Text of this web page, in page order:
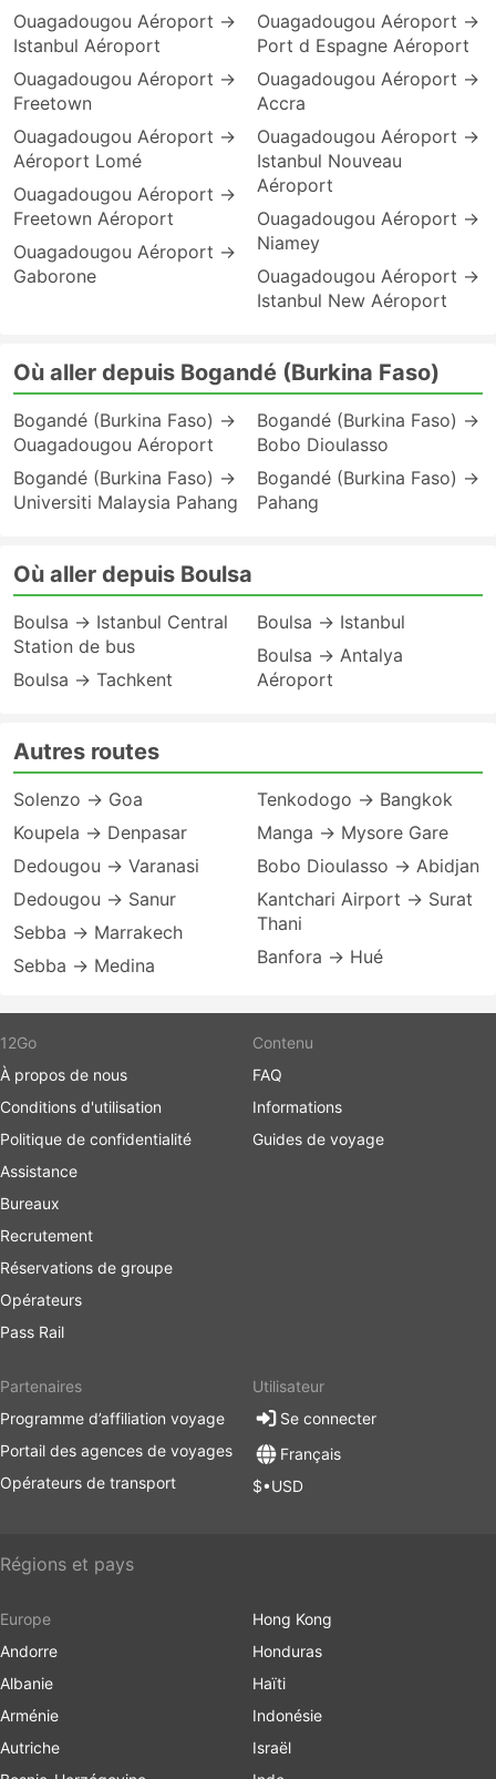
Ouagadougou Aéroport →
Istanbul Aéroport
Ouagadougou Aéroport →
Freetown
Ouagadougou Aéroport →
Aéroport Lomé
Ouagadougou Aéroport →
Freetown Aéroport
Ouagadougou Aéroport →
Gaborone
Ouagadougou Aéroport →
Port d Espagne Aéroport
Ouagadougou Aéroport →
Accra
Ouagadougou Aéroport →
Istanbul Nouveau
Aéroport
Ouagadougou Aéroport →
Niamey
Ouagadougou Aéroport →
Istanbul New Aéroport
Où aller depuis Bogandé (Burkina Faso)
Bogandé (Burkina Faso) →
Ouagadougou Aéroport
Bogandé (Burkina Faso) →
Universiti Malaysia Pahang
Bogandé (Burkina Faso) →
Bobo Dioulasso
Bogandé (Burkina Faso) →
Pahang
Où aller depuis Boulsa
Boulsa → Istanbul Central
Station de bus
Boulsa → Tachkent
Boulsa → Istanbul
Boulsa → Antalya
Aéroport
Autres routes
Solenzo → Goa
Koupela → Denpasar
Dedougou → Varanasi
Dedougou → Sanur
Sebba → Marrakech
Sebba → Medina
Tenkodogo → Bangkok
Manga → Mysore Gare
Bobo Dioulasso → Abidjan
Kantchari Airport → Surat
Thani
Banfora → Hué
12Go
À propos de nous
Conditions d'utilisation
Politique de confidentialité
Assistance
Bureaux
Recrutement
Réservations de groupe
Opérateurs
Pass Rail
Contenu
FAQ
Informations
Guides de voyage
Partenaires
Programme d’affiliation voyage
Portail des agences de voyages
Opérateurs de transport
Utilisateur
Se connecter
Français
$•USD
Régions et pays
Europe
Andorre
Albanie
Arménie
Autriche
Hong Kong
Honduras
Haïti
Indonésie
Israël